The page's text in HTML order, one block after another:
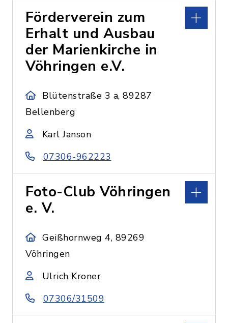
Förderverein zum
Erhalt und Ausbau
der Marienkirche in
Vöhringen e.V.
Blütenstraße 3 a, 89287
Bellenberg
Karl Janson
07306-962223
Foto-Club Vöhringen
e. V.
Geißhornweg 4, 89269
Vöhringen
Ulrich Kroner
07306/31509